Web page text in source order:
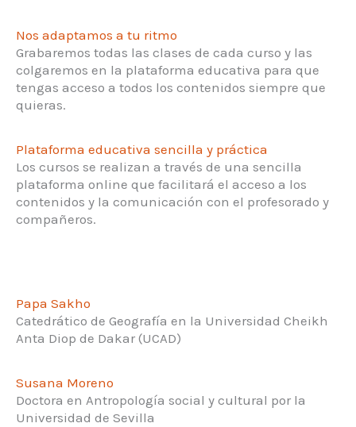
Nos adaptamos a tu ritmo
Grabaremos todas las clases de cada curso y las
colgaremos en la plataforma educativa para que
tengas acceso a todos los contenidos siempre que
quieras.
Plataforma educativa sencilla y práctica
Los cursos se realizan a través de una sencilla
plataforma online que facilitará el acceso a los
contenidos y la comunicación con el profesorado y
compañeros.
Papa Sakho
Catedrático de Geografía en la Universidad Cheikh
Anta Diop de Dakar (UCAD)
Susana Moreno
Doctora en Antropología social y cultural por la
Universidad de Sevilla